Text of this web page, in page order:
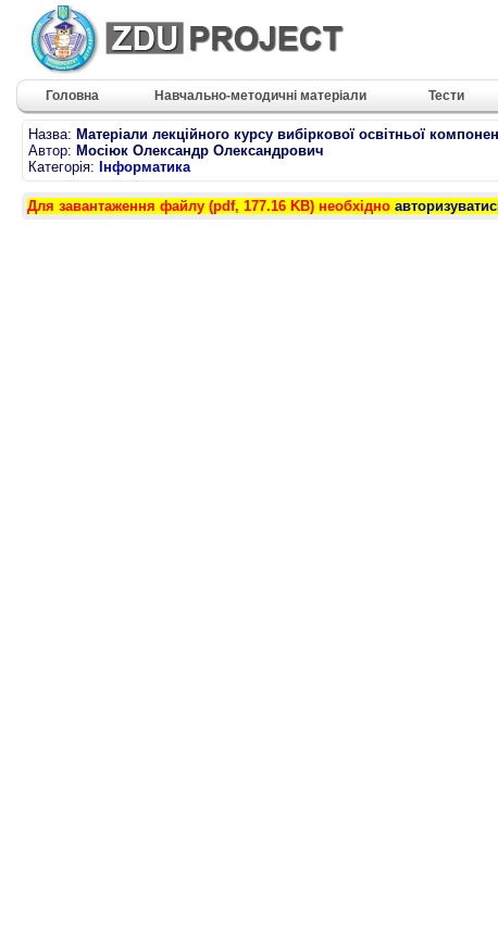
Головна Навчально-методичні матеріали Тести
Назва: Матеріали лекційного курсу вибіркової освітньої
Автор: Мосіюк Олександр Олександрович
Категорія: Інформатика
Для завантаження файлу (pdf, 177.16 KB) необхідно